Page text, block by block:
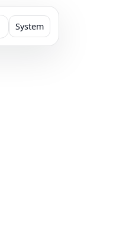
System